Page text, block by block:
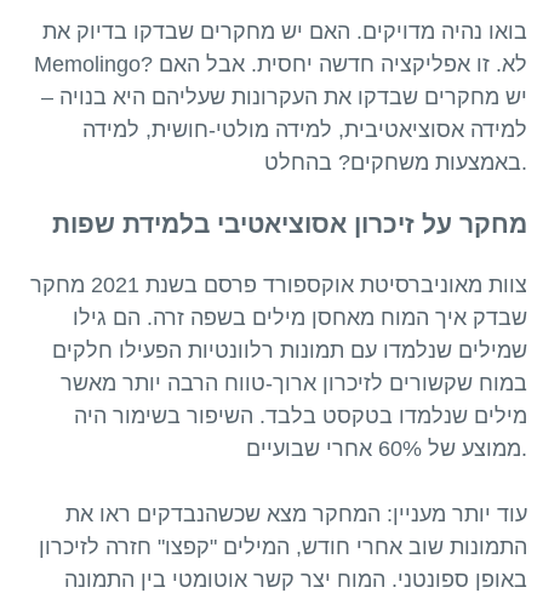
בואו נהיה מדויקים. האם יש מחקרים שבדקו בדיוק את
Memolingo? לא. זו אפליקציה חדשה יחסית. אבל האם
יש מחקרים שבדקו את העקרונות שעליהם היא בנויה –
למידה אסוציאטיבית, למידה מולטי-חושית, למידה
מחקר על זיכרון אסוציאטיבי בלמידת שפות
צוות מאוניברסיטת אוקספורד פרסם בשנת 2021 מחקר
שבדק איך המוח מאחסן מילים בשפה זרה. הם גילו
שמילים שנלמדו עם תמונות רלוונטיות הפעילו חלקים
במוח שקשורים לזיכרון ארוך-טווח הרבה יותר מאשר
מילים שנלמדו בטקסט בלבד. השיפור בשימור היה
ממוצע של 60% אחרי שבועיים.
עוד יותר מעניין: המחקר מצא שכשהנבדקים ראו את
התמונות שוב אחרי חודש, המילים "קפצו" חזרה לזיכרון
באופן ספונטני. המוח יצר קשר אוטומטי בין התמונה